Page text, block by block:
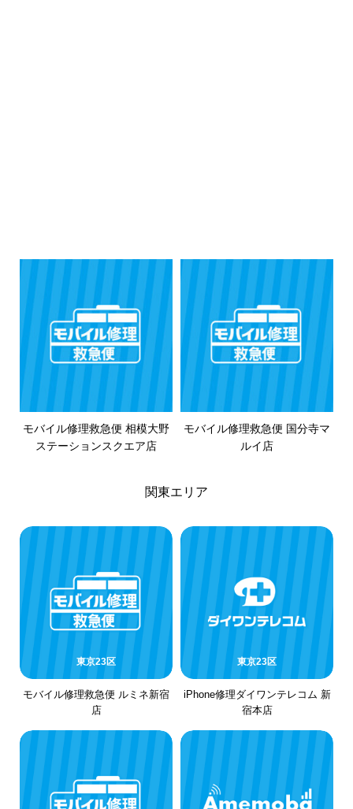
モバイル修理救急便 相模大野
ステーションスクエア店
モバイル修理救急便 国分寺マ
ルイ店
関東エリア
東京23区
モバイル修理救急便 ルミネ新宿
店
東京23区
iPhone修理ダイワンテレコム 新
宿本店